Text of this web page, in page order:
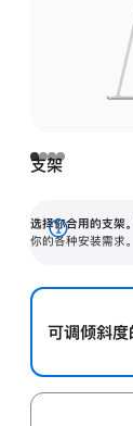
支架
选择你合用的支架。
你的各种安装需求。
展
可调倾斜度